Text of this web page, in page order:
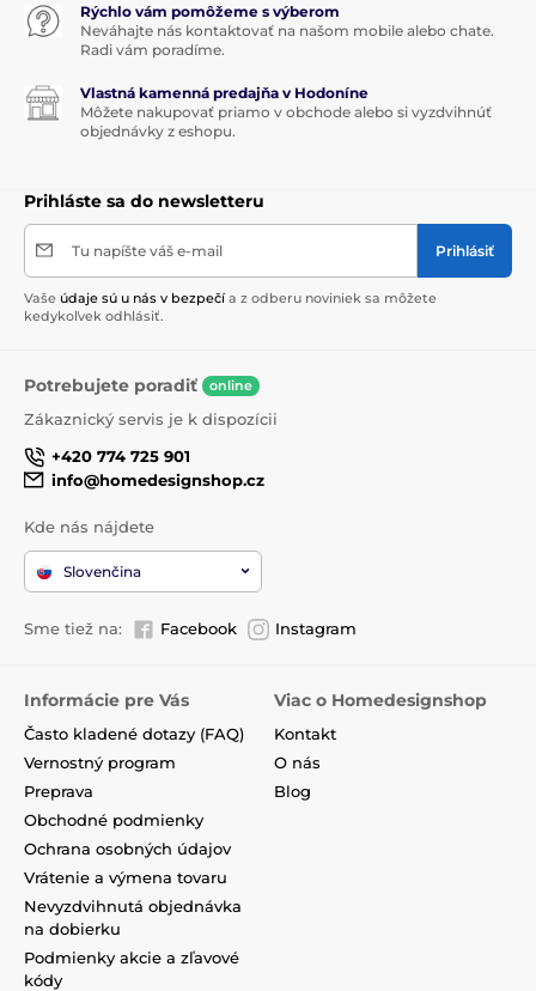
Rýchlo vám pomôžeme s výberom
Neváhajte nás kontaktovať na našom mobile alebo chate.
Radi vám poradíme.
Vlastná kamenná predajňa v Hodoníne
Môžete nakupovať priamo v obchode alebo si vyzdvihnúť
objednávky z eshopu.
Prihláste sa do newsletteru
Tu napíšte váš e-mail Prihlásiť
Vaše údaje sú u nás v bezpečí a z odberu noviniek sa môžete
kedykoľvek odhlásiť.
Potrebujete poradiť online
Zákaznický servis je k dispozícii
+420 774 725 901
info@homedesignshop.cz
Kde nás nájdete
Slovenčina
Sme tiež na: Facebook Instagram
Informácie pre Vás
Často kladené dotazy (FAQ)
Vernostný program
Preprava
Obchodné podmienky
Ochrana osobných údajov
Vrátenie a výmena tovaru
Nevyzdvihnutá objednávka
na dobierku
Podmienky akcie a zľavové
kódy
Viac o Homedesignshop
Kontakt
O nás
Blog